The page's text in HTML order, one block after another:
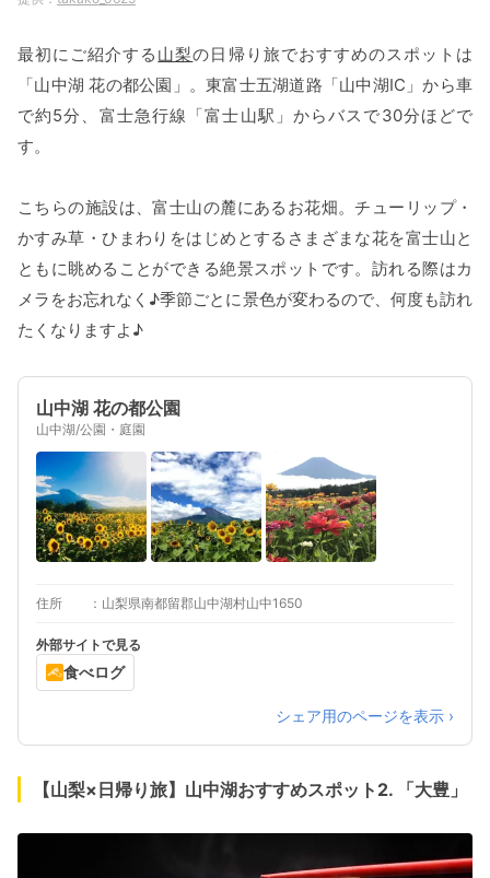
最初にご紹介する 山梨の日帰り旅でおすすめのスポットは
「山中湖 花の都公園」。東富士五湖道路「山中湖IC」から車
で約5分、富士急行線「富士山駅」からバスで30分ほどで
す。
こちらの施設は、富士山の麓にあるお花畑。チューリップ・
かすみ草・ひまわりをはじめとするさまざまな花を富士山と
ともに眺めることができる絶景スポットです。訪れる際はカ
メラをお忘れなく♪季節ごとに景色が変わるので、何度も訪れ
たくなりますよ♪
山中湖 花の都公園
山中湖/公園・庭園
住所 山梨県南都留郡山中湖村山中1650
外部サイトで見る
食べログ
シェア用のページを表示 ›
【山梨×日帰り旅】山中湖おすすめスポット2. 「大豊」